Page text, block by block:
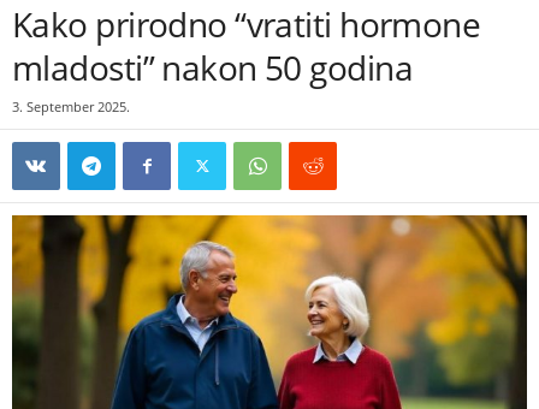
Kako prirodno “vratiti hormone
mladosti” nakon 50 godina
3. September 2025.